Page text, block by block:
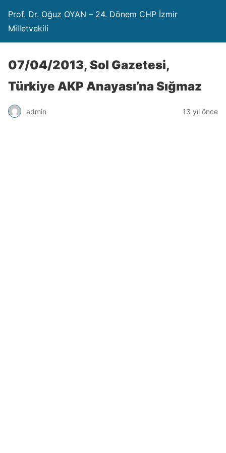
Prof. Dr. Oğuz OYAN – 24. Dönem CHP İzmir
Milletvekili
07/04/2013, Sol Gazetesi,
Türkiye AKP Anayası’na Sığmaz
admin 13 yıl önce